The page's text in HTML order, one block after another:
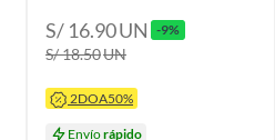
S/ 16.90UN -9%
S/ 18.50UN
2DOA50%
Envíorápido